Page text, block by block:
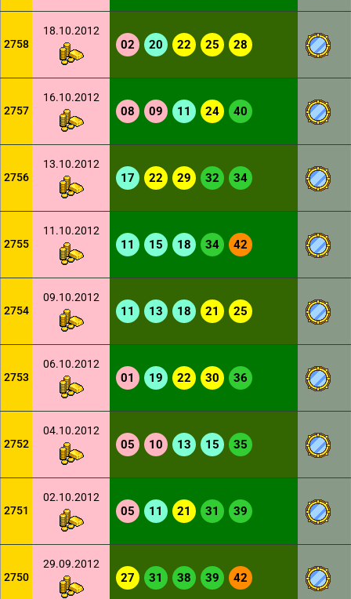
2758
18.10.2012
02 20 22 25 28
2757
16.10.2012
08 09 11 24 40
2756
13.10.2012
17 22 29 32 34
2755
11.10.2012
11 15 18 34 42
2754
09.10.2012
11 13 18 21 25
2753
06.10.2012
01 19 22 30 36
2752
04.10.2012
05 10 13 15 35
2751
02.10.2012
05 11 21 31 39
2750
29.09.2012
27 31 38 39 42